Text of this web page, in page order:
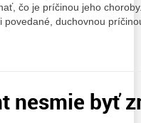
čo je príčinou jeho
duchovnou
nesmie byť